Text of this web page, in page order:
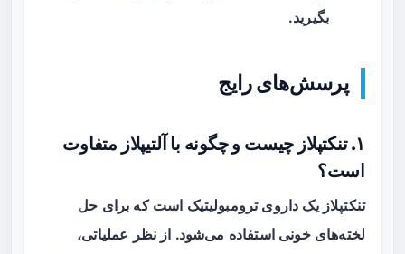
بگیرید.
پرسش‌های رایج
۱. تنکتپلاز چیست و چگونه با آلتیپلاز متفاوت
است؟
تنکتپلاز یک داروی ترومبولیتیک است که برای حل
لخته‌های خونی استفاده می‌شود. از نظر عملیاتی،